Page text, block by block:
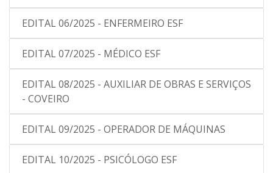
EDITAL 06/2025 - ENFERMEIRO ESF
EDITAL 07/2025 - MÉDICO ESF
EDITAL 08/2025 - AUXILIAR DE OBRAS E SERVIÇOS
- COVEIRO
EDITAL 09/2025 - OPERADOR DE MÁQUINAS
EDITAL 10/2025 - PSICÓLOGO ESF